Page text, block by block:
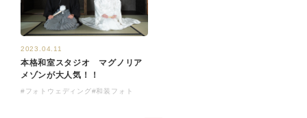
2023.04.11
本格和室スタジオ マグノリア
メゾンが大人気！！
#フォトウェディング#和装フォト